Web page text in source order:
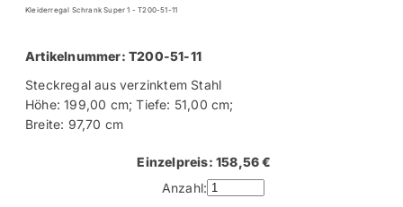
Kleiderregal Schrank Super 1 - T200-51-11
Artikelnummer: T200-51-11
Steckregal aus verzinktem Stahl
Höhe: 199,00 cm; Tiefe: 51,00 cm;
Breite: 97,70 cm
Einzelpreis: 158,56 €
Anzahl: